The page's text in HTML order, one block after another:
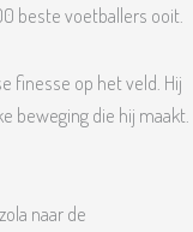
beste voetballers ooit.
finesse op het veld. Hij
beweging die hij maakt.
naar de